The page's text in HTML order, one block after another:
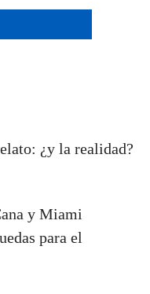
¿y la realidad?
y Miami
para el